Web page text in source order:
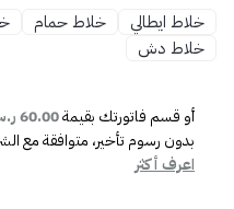
مخرج ماء متين متوافق مع
تصميم مريح للاستخدام
مناسب للحمامات العصرية
مثالي للاستخدام في المنازل
نصيحة احترافية:
خلاط ايطالي خلاط حمام
خلاط دش
أو قسم فاتورتك بقيمة60.00 ر.س
بدون رسوم تأخير، متوافقة مع
اعرف أكثر